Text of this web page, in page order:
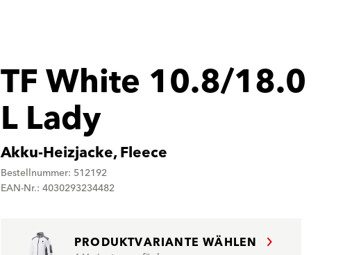
TF White 10.8/18.0
L Lady
Akku-Heizjacke, Fleece
Bestellnummer: 512192
EAN-Nr.: 4030293234482
PRODUKTVARIANTE WÄHLEN